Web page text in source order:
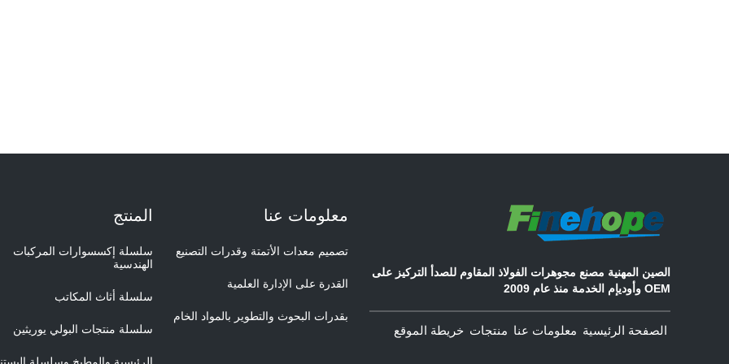
الصين المهنية مصنع مجوهرات الفولاذ المقاوم للصدأ التركيز على
OEM وأوديإم الخدمة منذ عام 2009
الصفحة الرئيسية معلومات عنا منتجات خريطة الموقع
معلومات عنا
تصميم معدات الأتمتة وقدرات التصنيع
القدرة على الإدارة العلمية
بقدرات البحوث والتطوير بالمواد الخام
المنتج
سلسلة إكسسوارات المركبات
الهندسية
سلسلة أثاث المكاتب
سلسلة منتجات البولي يوريثين
الرئيسية والمطبخ وسلسلة